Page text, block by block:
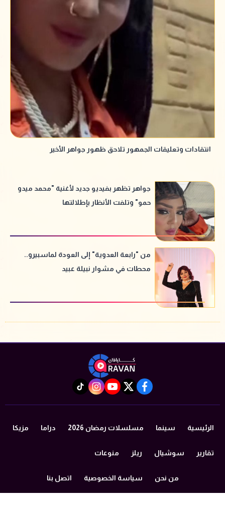
انتقادات وتعليقات الجمهور تلاحق ظهور جواهر الأخير
جواهر تظهر بفيديو جديد لأغنية "محمد ميدو
حمو" وتلفت الأنظار بإطلالتها
من "رابعة العدوية" إلى العودة لماسبيرو..
محطات في مشوار نبيلة عبيد
facebook
twitter
youtube
instagram
tiktok
الرئيسية سينما مسلسلات رمضان 2026 دراما مزيكا
تقارير سوشيال ريلز منوعات
من نحن سياسة الخصوصية اتصل بنا